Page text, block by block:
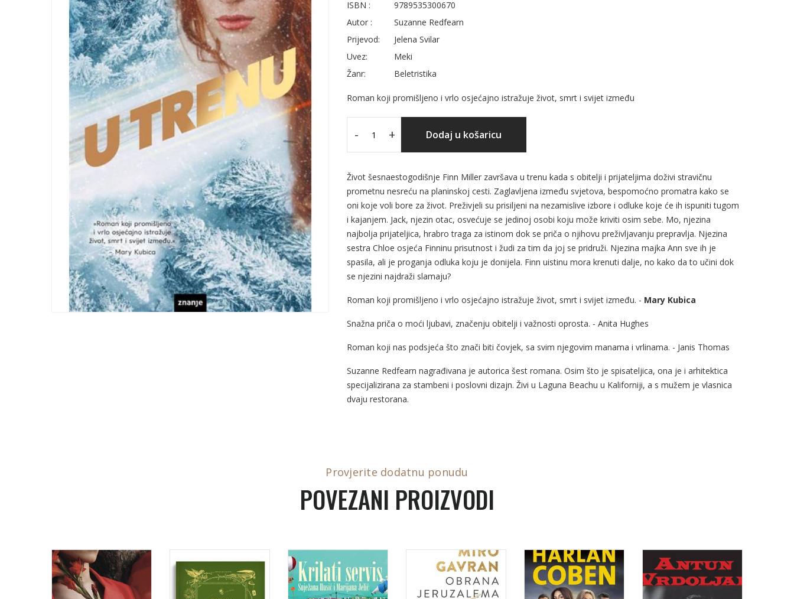
ISBN :
9789535300670
Autor :
Suzanne Redfearn
Prijevod:
Jelena Svilar
Uvez:
Meki
Žanr:
Beletristika
Roman koji promišljeno i vrlo osjećajno istražuje život, smrt i svijet između
- + Dodaj u košaricu
Život šesnaestogodišnje Finn Miller završava u trenu kada s obitelji i prijateljima doživi stravičnu
prometnu nesreću na planinskoj cesti. Zaglavljena između svjetova, bespomoćno promatra kako se
oni koje voli bore za život. Preživjeli su prisiljeni na nezamislive izbore i odluke koje će ih ispuniti tugom
i kajanjem. Jack, njezin otac, osvećuje se jedinoj osobi koju može kriviti osim sebe. Mo, njezina
najbolja prijateljica, hrabro traga za istinom dok se priča o njihovu preživljavanju prepravlja. Njezina
sestra Chloe osjeća Finninu prisutnost i žudi za tim da joj se pridruži. Njezina majka Ann sve ih je
spasila, ali je proganja odluka koju je donijela. Finn uistinu mora krenuti dalje, no kako da to učini dok
se njezini najdraži slamaju?
Roman koji promišljeno i vrlo osjećajno istražuje život, smrt i svijet između. - Mary Kubica
Snažna priča o moći ljubavi, značenju obitelji i važnosti oprosta. - Anita Hughes
Roman koji nas podsjeća što znači biti čovjek, sa svim njegovim manama i vrlinama. - Janis Thomas
Suzanne Redfearn nagrađivana je autorica šest romana. Osim što je spisateljica, ona je i arhitektica
specijalizirana za stambeni i poslovni dizajn. Živi u Laguna Beachu u Kaliforniji, a s mužem je vlasnica
dvaju restorana.
Provjerite dodatnu ponudu
POVEZANI PROIZVODI